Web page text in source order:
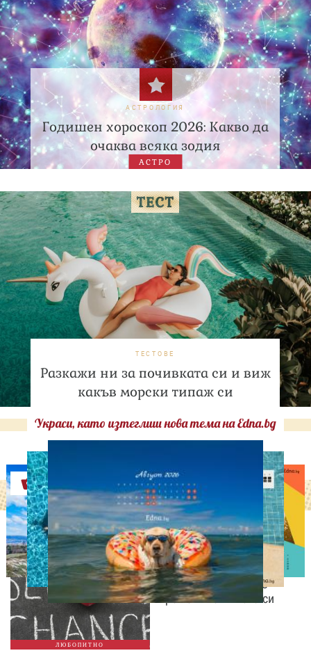
АСТРОЛОГИЯ
Годишен хороскоп 2026: Какво да
очаква всяка зодия
АСТРО
ТЕСТОВЕ
Разкажи ни за почивката си и виж
какъв морски типаж си
Украси, като изтеглиш нова тема на Edna.bg
Оферти
ЛЮБОПИТНО
ЛЮБОПИТНО
Август е месецът на
вторите шансове: Защо
точно сега най-често
променяме живота си